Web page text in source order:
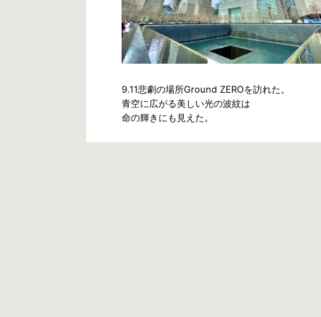
9.11悲劇の場所Ground ZEROを訪れた。
青空に広がる美しい光の波紋は
命の輝きにも見えた。